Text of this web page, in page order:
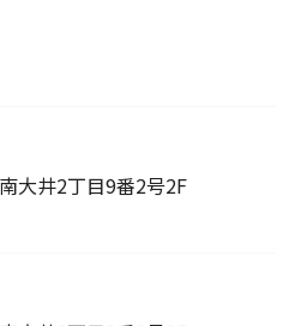
大井2丁目9番2号2F